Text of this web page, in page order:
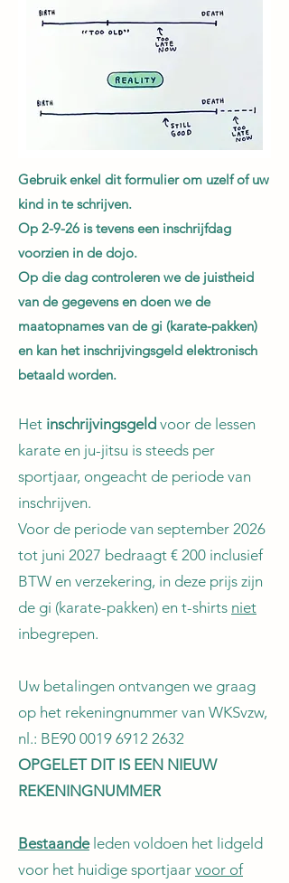
Gebruik enkel dit formulier om uzelf of uw
kind in teschrijven.
Op 2-9-26 is tevens een inschrijfdag
voorzien in de dojo.
Op die dag controleren we de juistheid
van de gegevens en doen we de
maatopnames van de gi (karate-pakken)
en kan het inschrijvingsgeld elektronisch
betaald worden.
Het inschrijvingsgeld voor de lessen
karate en ju-jitsu is steeds per
sportjaar, ongeacht de periode van
inschrijven.
Voor de periode van september 2026
tot juni 2027 bedraagt € 200 inclusief
BTW en verzekering, in deze prijs zijn
de gi (karate-pakken) en t-shirts niet
inbegrepen.
Uw betalingen ontvangen we graag
op het rekeningnummer van WKSvzw,
nl.: BE90 0019 6912 2632
OPGELET DIT IS EEN NIEUW
REKENINGNUMMER
Bestaandeleden voldoen het lidgeld
voor het huidige sportjaar voor of